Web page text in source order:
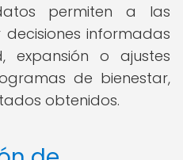
permiten a las
informadas
expansión o ajustes
de bienestar,
obtenidos.